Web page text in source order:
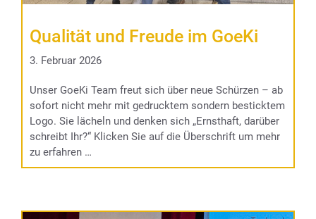
Qualität und Freude im GoeKi
3. Februar 2026
Unser GoeKi Team freut sich über neue Schürzen – ab
sofort nicht mehr mit gedrucktem sondern besticktem
Logo. Sie lächeln und denken sich „Ernsthaft, darüber
schreibt Ihr?“ Klicken Sie auf die Überschrift um mehr
zu erfahren …